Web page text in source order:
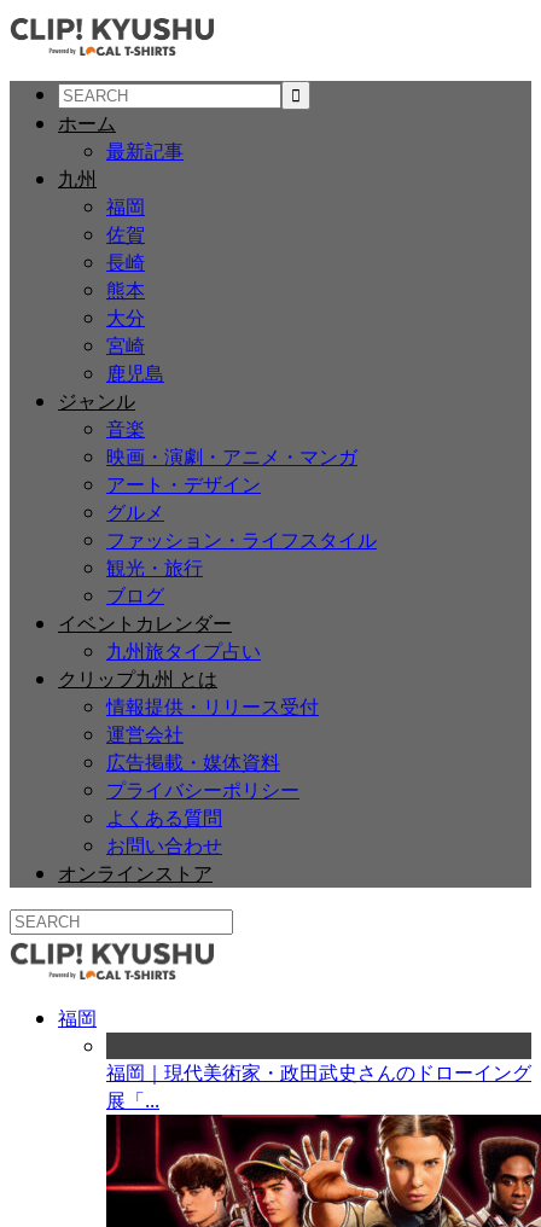
ホーム
最新記事
九州
福岡
佐賀
長崎
熊本
大分
宮崎
鹿児島
ジャンル
音楽
映画・演劇・アニメ・マンガ
アート・デザイン
グルメ
ファッション・ライフスタイル
観光・旅行
ブログ
イベントカレンダー
九州旅タイプ占い
クリップ九州 とは
情報提供・リリース受付
運営会社
広告掲載・媒体資料
プライバシーポリシー
よくある質問
お問い合わせ
オンラインストア
福岡
福岡｜現代美術家・政田武史さんのドローイング
展「...